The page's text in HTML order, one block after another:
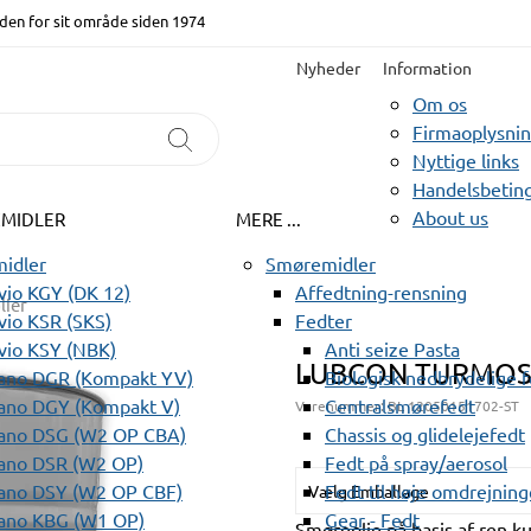
for sit område siden 1974
Nyheder Information
Om os
Nyttige links
About us
KGY (DK 12)
KSR (SKS)
KSY (NBK)
DGR (Kompakt YV)
DGY (Kompakt V)
DSG (W2 OP CBA)
DSR (W2 OP)
DSY (W2 OP CBF)
KBG (W1 OP)
MERE ...
Smøremidler
Affedtning-rensning
Fedter
Anti seize Pasta
Biologisk nedbrydelige
Centralsmørefedt
Chassis og glidelejefedt
Fedt på spray/aerosol
Fedt til høje
Gear - Fedt
LUBCON
Varenummer:BL 12050151702-ST
Vælg Emballage